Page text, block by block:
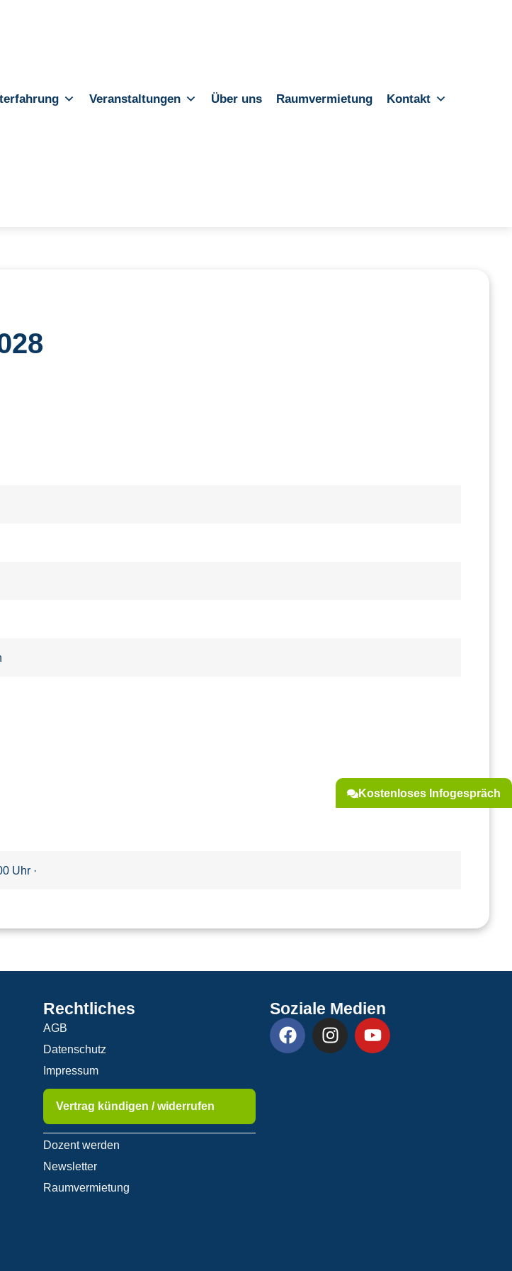
Veranstaltungen Über uns Raumvermietung Kontakt
Kostenloses Infogespräch
Uhr ·
Rechtliches
AGB
Datenschutz
Impressum
Vertrag kündigen / widerrufen
Dozent werden
Newsletter
Raumvermietung
Soziale Medien